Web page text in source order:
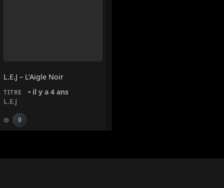
L.E.J – L’Aigle Noir
TITRE • il y a 4 ans
L.E.J
0